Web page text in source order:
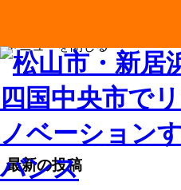
メニューを閉じる
最新の投稿